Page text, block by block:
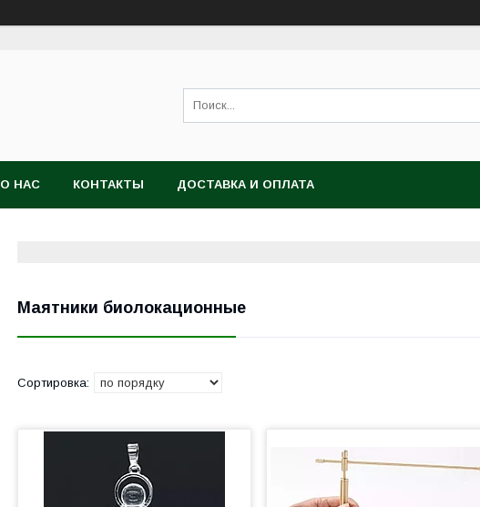
О НАС КОНТАКТЫ ДОСТАВКА И ОПЛАТА
Маятники биолокационные